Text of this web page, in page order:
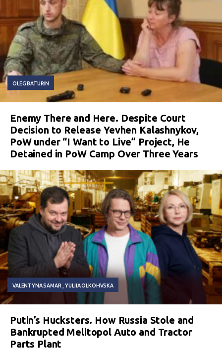
OLEG BATURIN
Enemy There and Here. Despite Court
Decision to Release Yevhen Kalashnykov,
PoW under “I Want to Live” Project, He
Detained in PoW Camp Over Three Years
VALENTYNA SAMAR YULIIA OLKOHVSKA
Putin’s Hucksters. How Russia Stole and
Bankrupted Melitopol Auto and Tractor
Parts Plant